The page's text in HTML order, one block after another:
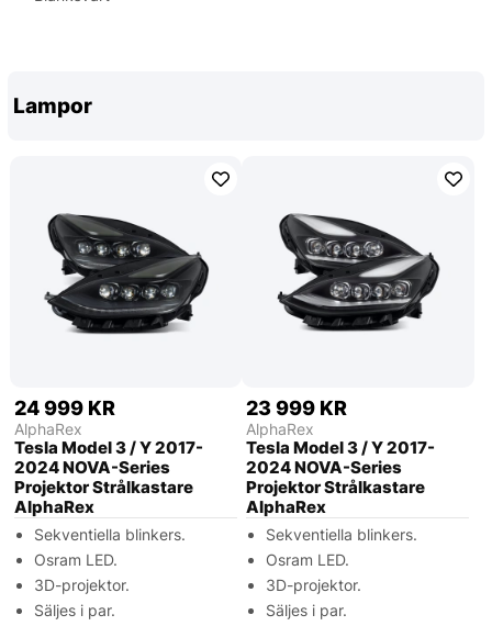
Lampor
24 999 KR
AlphaRex
Tesla Model 3 / Y 2017-
2024 NOVA-Series
Projektor Strålkastare
AlphaRex
Sekventiella blinkers.
Osram LED.
3D-projektor.
Säljes i par.
23 999 KR
AlphaRex
Tesla Model 3 / Y 2017-
2024 NOVA-Series
Projektor Strålkastare
AlphaRex
Sekventiella blinkers.
Osram LED.
3D-projektor.
Säljes i par.